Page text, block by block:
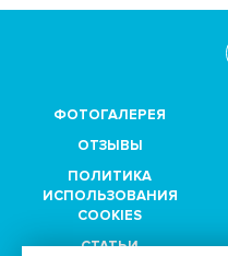
ФОТОГАЛЕРЕЯ
ОТЗЫВЫ
ПОЛИТИКА
ИСПОЛЬЗОВАНИЯ
COOKIES
СТАТЬИ